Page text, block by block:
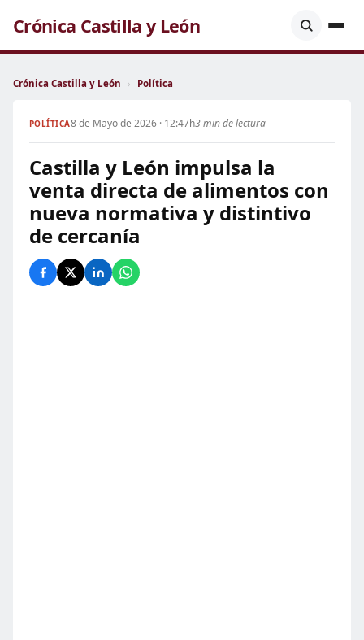
Crónica Castilla y León
Crónica Castilla y León › Política
POLÍTICA8 de Mayo de 2026 · 12:47h3 min de lectura
Castilla y León impulsa la
venta directa de alimentos con
nueva normativa y distintivo
de cercanía